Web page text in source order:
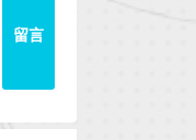
留言